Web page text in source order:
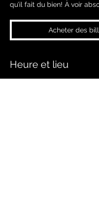
qu’il fait du bien! À voir
Acheter des
Heure et lieu